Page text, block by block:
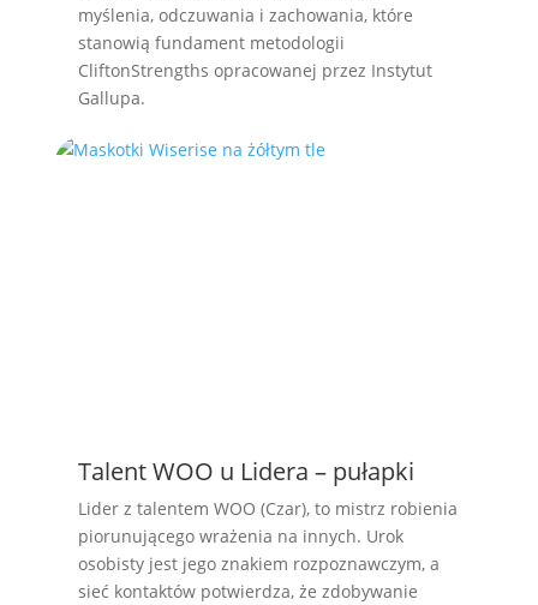
myślenia, odczuwania i zachowania, które
stanowią fundament metodologii
CliftonStrengths opracowanej przez Instytut
Gallupa.
Talent WOO u Lidera – pułapki
Lider z talentem WOO (Czar), to mistrz robienia
piorunującego wrażenia na innych. Urok
osobisty jest jego znakiem rozpoznawczym, a
sieć kontaktów potwierdza, że zdobywanie